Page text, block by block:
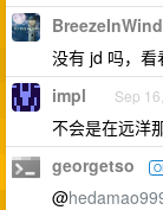
BreezeInWind
没有 jd 吗，看
impl Sep
不会是在远洋
georgetso
@